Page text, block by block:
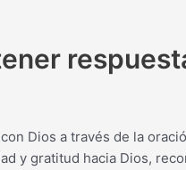
Dios a través de la
y gratitud hacia Dios,